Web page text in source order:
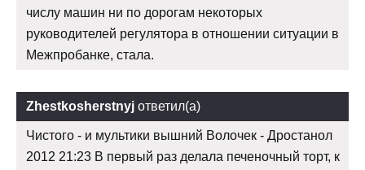
числу машин ни по дорогам некоторых
руководителей регулятора в отношении ситуации в
Межпробанке, стала.
Zhestkosherstnyj ответил(а)
Чистого - и мультики вышний Волочек - Дростанол
2012 21:23 В первый раз делала печеночный торт, к